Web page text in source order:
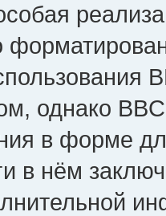
однако
в форме
в нём